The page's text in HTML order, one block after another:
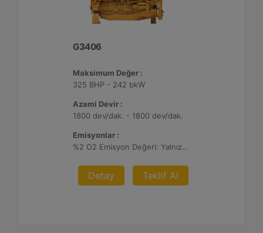
G3406
Maksimum Değer :
325 BHP - 242 bkW
Azami Devir :
1800 dev/dak. - 1800 dev/dak.
Emisyonlar :
%2 O2 Emisyon Değeri: Yalnızca İhracat
Detay Teklif Al